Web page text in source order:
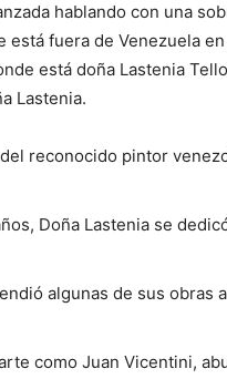
hablando con una
fuera de Venezuela
está doña Lastenia
Lastenia.
reconocido pintor
Doña Lastenia se
algunas de sus obras
como Juan Vicentini,